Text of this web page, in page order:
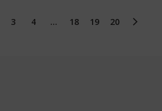
3 4 … 18 19 20